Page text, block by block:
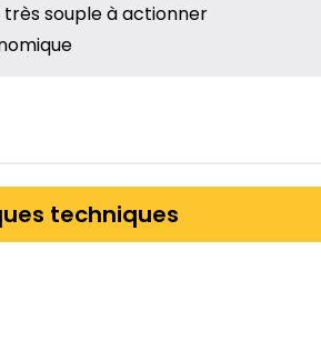
très souple à actionner
techniques